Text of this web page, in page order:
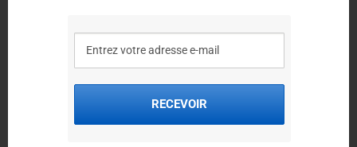
: cartes postales anciennes géolocalisées
RECEVOIR